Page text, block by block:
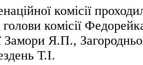
комісії
голови комісії
Замори Я.П.,
Т.І.